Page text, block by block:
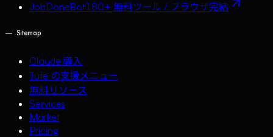
JobDoneBot180+ 無料ツール / ブラウザ完結
— Sitemap
Claude 導入
Tufe の支援メニュー
無料リソース
Services
Market
Pricing